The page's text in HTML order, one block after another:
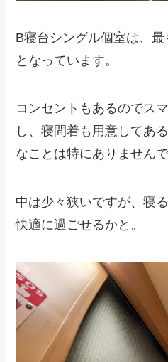
B寝台シングル個室は、
となっています。
コンセントもあるのでス
し、寝間着も用意してあ
なことは特にありませんで
中は少々狭いですが、寝
快適に過ごせるかと。